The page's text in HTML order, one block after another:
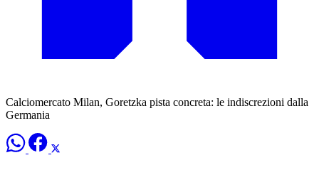
Calciomercato Milan, Goretzka pista concreta: le indiscrezioni dalla
Germania